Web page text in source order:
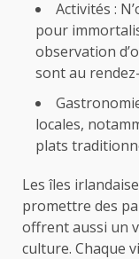
Activités :
pour
observation
sont au
locales,
plats
Les îles
promettre des
offrent aussi un
culture. Chaque